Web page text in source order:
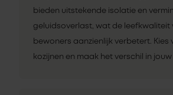
bieden uitstekende isolatie en
geluidsoverlast, wat de leefkwaliteit
bewoners aanzienlijk verbetert. Kies
kozijnen en maak het verschil in